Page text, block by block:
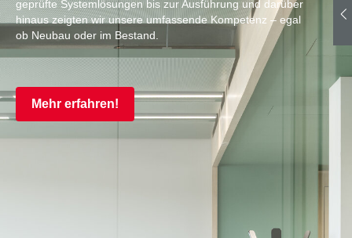
einzigartigem Leistungsspektrum. Mit strategischem
Weitblick, Innovationskraft und 8.000 engagierten
Mitarbeiterinnen und Mitarbeitern gestalten wir die Zukunft
Mehr erfahren!